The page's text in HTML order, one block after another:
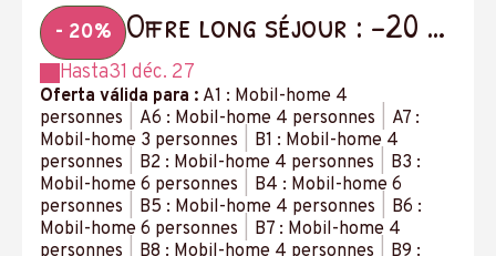
- 20%
Offre long séjour : -20 %
à partir de 14 nuits
Hasta31 déc. 27
Oferta válida para : A1 : Mobil-home 4
personnes
A6 : Mobil-home 4 personnes
A7 :
Mobil-home 3 personnes
B1 : Mobil-home 4
personnes
B2 : Mobil-home 4 personnes
B3 :
Mobil-home 6 personnes
B4 : Mobil-home 6
personnes
B5 : Mobil-home 4 personnes
B6 :
Mobil-home 6 personnes
B7 : Mobil-home 4
personnes
B8 : Mobil-home 4 personnes
B9 :